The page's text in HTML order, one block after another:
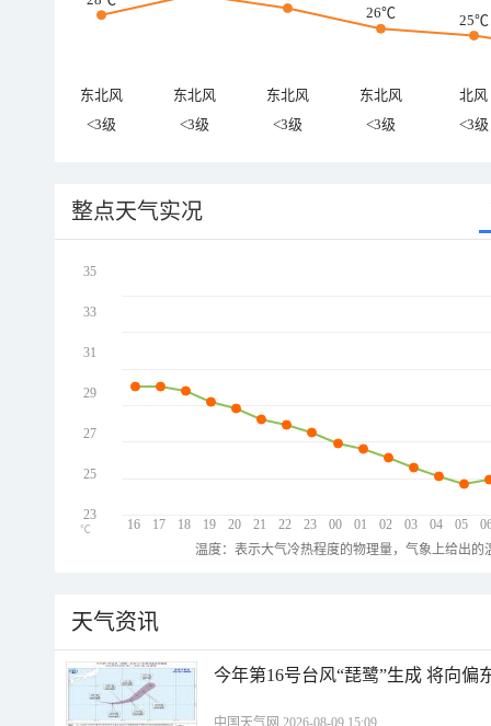
26℃
25℃
东北风 东北风 东北风 东北风
北风
<3级
<3级 <3级 <3级 <3级
整点天气实况
16 17 18 19 20 21 22 23 00 01 02 03 04 05
35
33
31
29
27
25
23
℃
温度：表示大气冷热程度的物理量，气象上给出
天气资讯
今年第16号台风“琵鹭”生成 将向偏
中国天气网 2026-08-09 15:09